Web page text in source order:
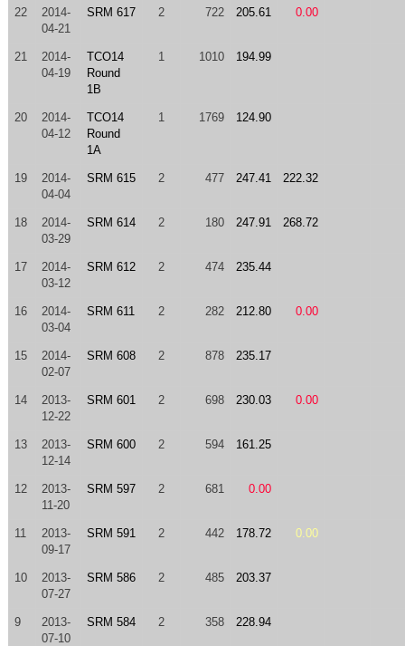
22
2014-
04-21
SRM 617 2 722 205.61 0.00
21
2014-
04-19
TCO14
Round
1B
1 1010 194.99
20
2014-
04-12
TCO14
Round
1A
1 1769 124.90
19
2014-
04-04
SRM 615 2 477 247.41 222.32
18
2014-
03-29
SRM 614 2 180 247.91 268.72
17
2014-
03-12
SRM 612 2 474 235.44
16
2014-
03-04
SRM 611 2 282 212.80 0.00
15
2014-
02-07
SRM 608 2 878 235.17
14
2013-
12-22
SRM 601 2 698 230.03 0.00
13
2013-
12-14
SRM 600 2 594 161.25
12
2013-
11-20
SRM 597 2 681 0.00
11
2013-
09-17
SRM 591 2 442 178.72 0.00
10
2013-
07-27
SRM 586 2 485 203.37
9
2013-
07-10
SRM 584 2 358 228.94